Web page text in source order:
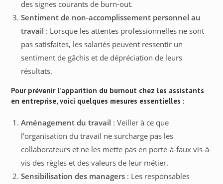
des signes courants de burn-out.
Sentiment de non-accomplissement personnel au
travail : Lorsque les attentes professionnelles ne sont
pas satisfaites, les salariés peuvent ressentir un
sentiment de gâchis et de dépréciation de leurs
résultats.
Pour prévenir l’apparition du burnout chez les assistants
en entreprise, voici quelques mesures essentielles :
Aménagement du travail : Veiller à ce que
l’organisation du travail ne surcharge pas les
collaborateurs et ne les mette pas en porte-à-faux vis-à-
vis des règles et des valeurs de leur métier.
Sensibilisation des managers : Les responsables